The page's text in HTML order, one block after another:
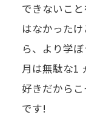
できないこ
はなかった
ら、より学
月は無駄な1
好きだから
です!